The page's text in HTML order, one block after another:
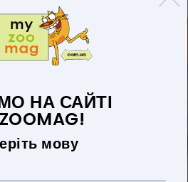
ДЛЯ КІШОК
БЛОГ
ПРО НАС
НА САЙТІ
мову